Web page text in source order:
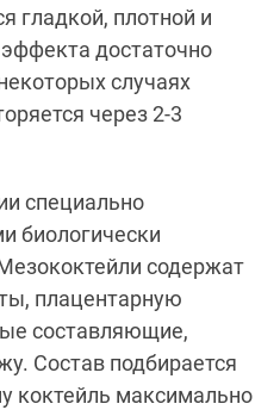
гладкой, плотной и
достаточно
случаях
через 2-3
специально
биологически
содержат
плацентарную
составляющие,
Состав подбирается
коктейль максимально